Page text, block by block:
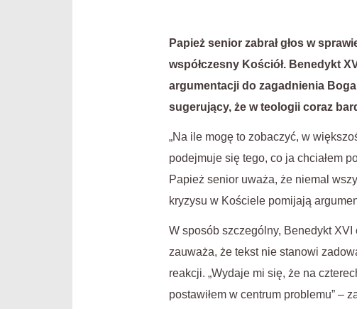
Papież senior zabrał głos w
współczesny Kościół. Benedykt
argumentacji do zagadnienia
sugerujący, że w teologii coraz
„Na ile mogę to zobaczyć, w
podejmuje się tego, co ja chciałem
Papież senior uważa, że niemal
kryzysu w Kościele pomijają
W sposób szczególny, Benedykt
zauważa, że tekst nie stanowi
reakcji. „Wydaje mi się, że na
postawiłem w centrum problemu” –